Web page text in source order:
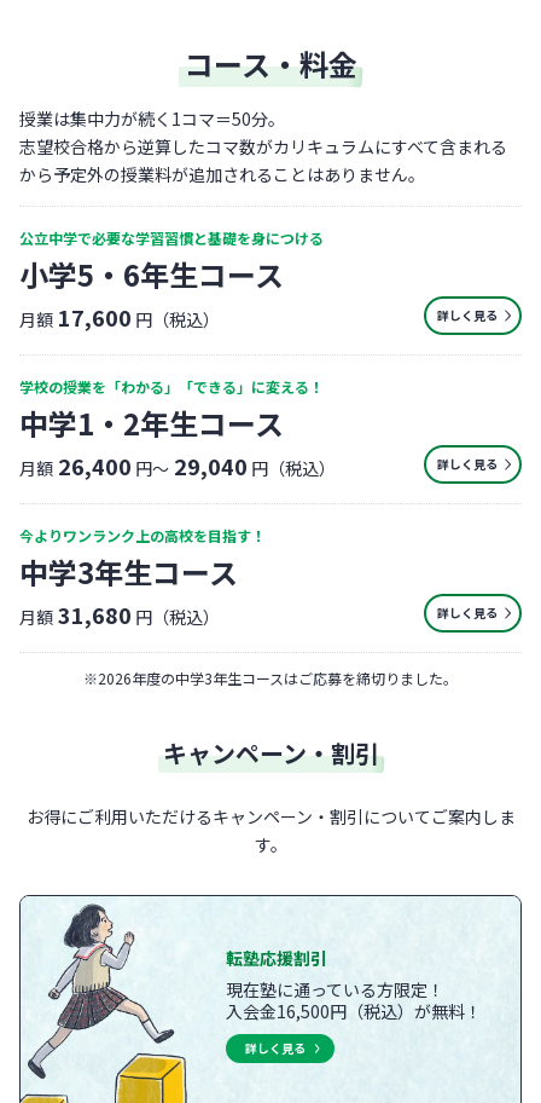
コース・料金
授業は集中力が続く1コマ＝50分。
志望校合格から逆算したコマ数がカリキュラムにすべて含まれる
から予定外の授業料が追加されることはありません。
公立中学で必要な学習習慣と基礎を身につける
小学5・6年生コース
月額 17,600 円（税込） 詳しく見る
学校の授業を「わかる」「できる」に変える！
中学1・2年生コース
月額 26,400 円〜 29,040 円（税込） 詳しく見る
今よりワンランク上の高校を目指す！
中学3年生コース
月額 31,680 円（税込） 詳しく見る
※2026年度の中学3年生コースはご応募を締切りました。
キャンペーン・割引
お得にご利用いただけるキャンペーン・割引についてご案内しま
す。
転塾応援割引
現在塾に通っている方限定！
入会金16,500円（税込）が無料！
詳しく見る